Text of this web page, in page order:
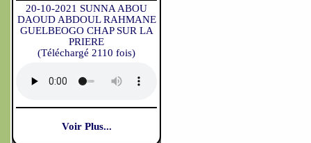
20-10-2021 SUNNA ABOU
DAOUD ABDOUL RAHMANE
GUELBEOGO CHAP SUR LA
PRIERE
(Téléchargé 2110 fois)
Voir Plus...